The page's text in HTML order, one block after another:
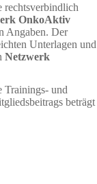
rechtsverbindlich
OnkoAktiv
Angaben. Der
Unterlagen und
Netzwerk
Trainings- und
beträgt